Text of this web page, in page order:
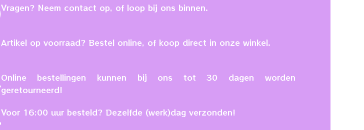
Vragen? Neem contact op, of loop bij ons binnen.
Artikel op voorraad? Bestel online, of koop direct in onze winkel.
Online bestellingen kunnen bij ons tot 30 dagen worden
geretourneerd!
Voor 16:00 uur besteld? Dezelfde (werk)dag verzonden!